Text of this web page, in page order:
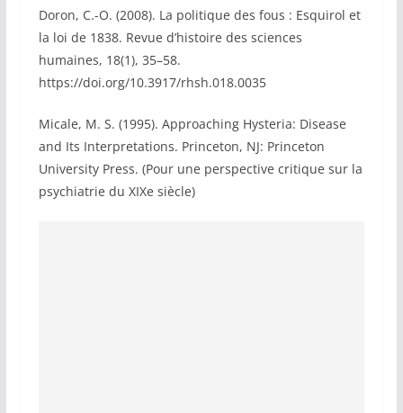
Doron, C.-O. (2008). La politique des fous : Esquirol et
la loi de 1838. Revue d’histoire des sciences
humaines, 18(1), 35–58.
https://doi.org/10.3917/rhsh.018.0035
Micale, M. S. (1995). Approaching Hysteria: Disease
and Its Interpretations. Princeton, NJ: Princeton
University Press. (Pour une perspective critique sur la
psychiatrie du XIXe siècle)